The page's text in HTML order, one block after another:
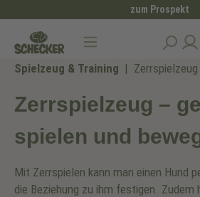
zum Prospekt
Spielzeug & Training
Zerrspielzeug –
spielen und
Mit Zerrspielen kann man einen Hund
die Beziehung zu ihm festigen. Zudem